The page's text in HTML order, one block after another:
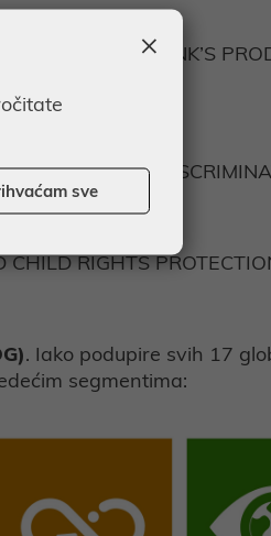
OF THE BANK’S
AND NON-
RIGHTS
. Iako podupire svih 17
segmentima:
×
sve